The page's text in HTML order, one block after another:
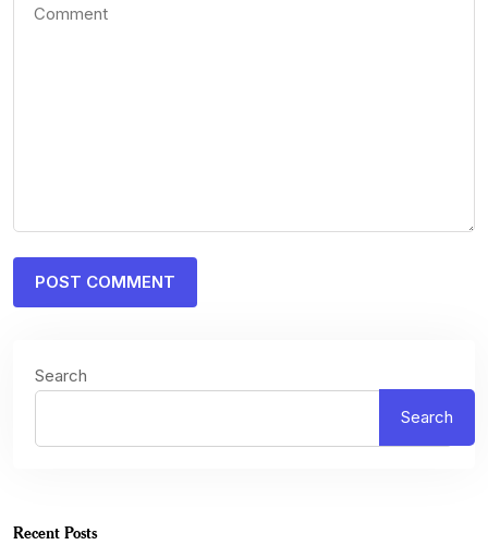
Search
Search
Recent Posts